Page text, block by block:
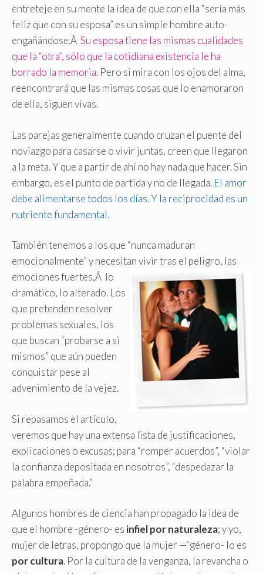
entreteje en su mente la idea de que con ella “sería más
feliz que con su esposa” es un simple hombre auto-
engañándose.Â Su esposa tiene las mismas cualidades
que la “otra”, sólo que la cotidiana existencia le ha
borrado la memoria. Pero si mira con los ojos del alma,
reencontrará que las mismas cosas que lo enamoraron
de ella, siguen vivas.
Las parejas generalmente cuando cruzan el puente del
noviazgo para casarse o vivir juntas, creen que llegaron
a la meta. Y que a partir de ahí no hay nada que hacer. Sin
embargo, es el punto de partida y no de llegada. El amor
debe alimentarse todos los días. Y la reciprocidad es un
nutriente fundamental.
También tenemos a los que “nunca maduran
emocionalmente” y necesitan vivir tras el peligro, las
emociones fuertes,Â lo
dramático, lo alterado. Los
que pretenden resolver
problemas sexuales, los
que buscan “probarse a si
mismos” que aún pueden
conquistar pese al
advenimiento de la vejez.
Si repasamos el artículo,
veremos que hay una extensa lista de justificaciones,
explicaciones o excusas; para “romper acuerdos”, “violar
la confianza depositada en nosotros”, “despedazar la
palabra empeñada.”
Algunos hombres de ciencia han propagado la idea de
que el hombre -género- es infiel por naturaleza; y yo,
mujer de letras, propongo que la mujer —“género- lo es
por cultura. Por la cultura de la venganza, la revancha o